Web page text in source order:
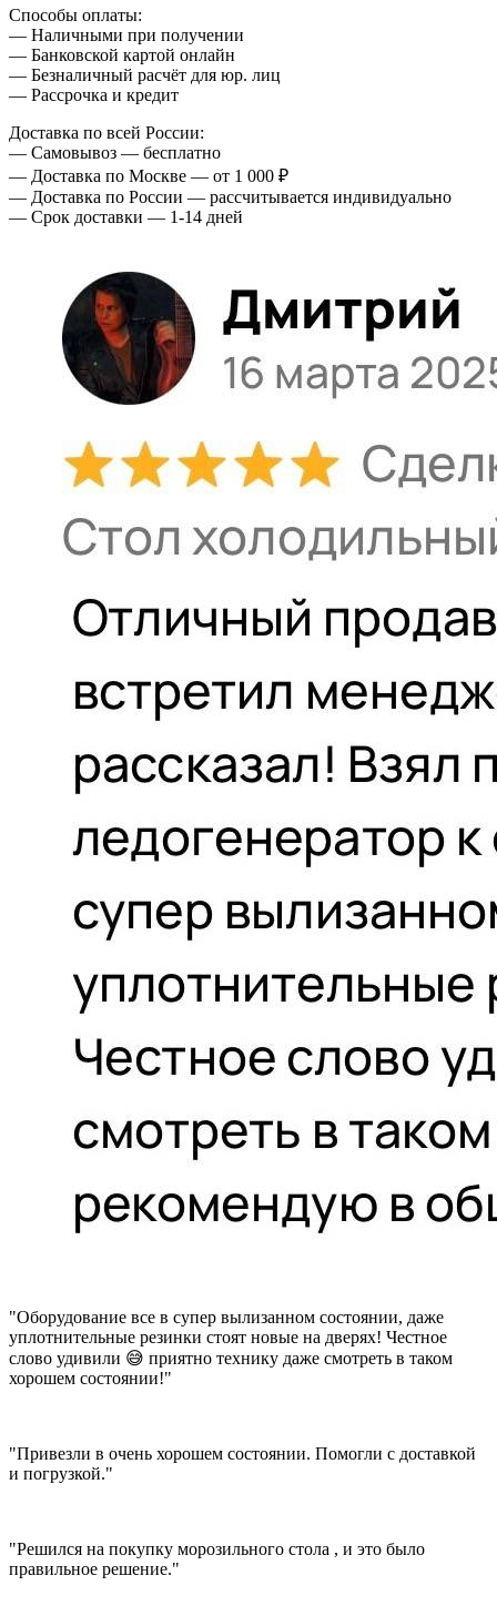
Способы оплаты:
— Наличными при получении
— Банковской картой онлайн
— Безналичный расчёт для юр. лиц
— Рассрочка и кредит
Доставка по всей России:
— Самовывоз — бесплатно
— Доставка по Москве — от 1 000 ₽
— Доставка по России — рассчитывается индивидуально
— Срок доставки — 1-14 дней
"Оборудование все в супер вылизанном состоянии, даже
уплотнительные резинки стоят новые на дверях! Честное
слово удивили 😅 приятно технику даже смотреть в таком
хорошем состоянии!"
"Привезли в очень хорошем состоянии. Помогли с доставкой
и погрузкой."
"Решился на покупку морозильного стола , и это было
правильное решение."